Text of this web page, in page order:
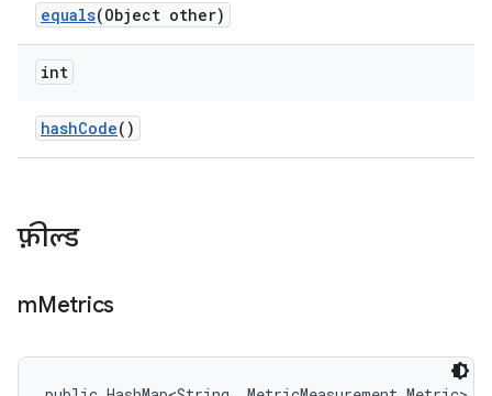
equals(Object other)
int
hashCode()
फ़ील्ड
mMetrics